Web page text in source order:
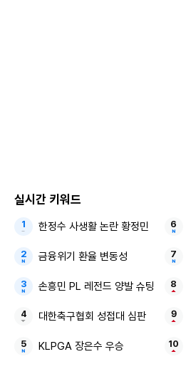
실시간 키워드
한정수 사생활 논란 황정민
금융위기 환율 변동성
손흥민 PL 레전드 양발 슈팅
대한축구협회 성접대 심판
KLPGA 장은수 우승